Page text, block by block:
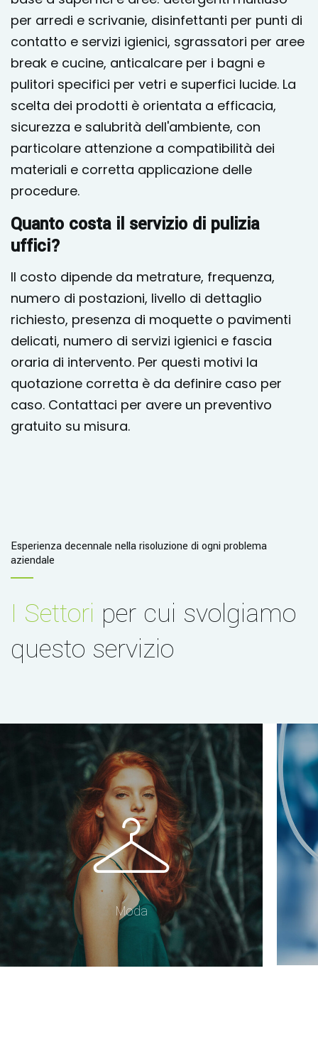
per arredi e scrivanie, disinfettanti per punti di
contatto e servizi igienici, sgrassatori per aree
break e cucine, anticalcare per i bagni e
pulitori specifici per vetri e superfici lucide. La
scelta dei prodotti è orientata a efficacia,
sicurezza e salubrità dell'ambiente, con
particolare attenzione a compatibilità dei
materiali e corretta applicazione delle
procedure.
Quanto costa il servizio di pulizia
uffici?
Il costo dipende da metrature, frequenza,
numero di postazioni, livello di dettaglio
richiesto, presenza di moquette o pavimenti
delicati, numero di servizi igienici e fascia
oraria di intervento. Per questi motivi la
quotazione corretta è da definire caso per
caso. Contattaci per avere un preventivo
gratuito su misura.
Esperienza decennale nella risoluzione di ogni problema
aziendale
I Settori per cui svolgiamo
questo servizio
Moda